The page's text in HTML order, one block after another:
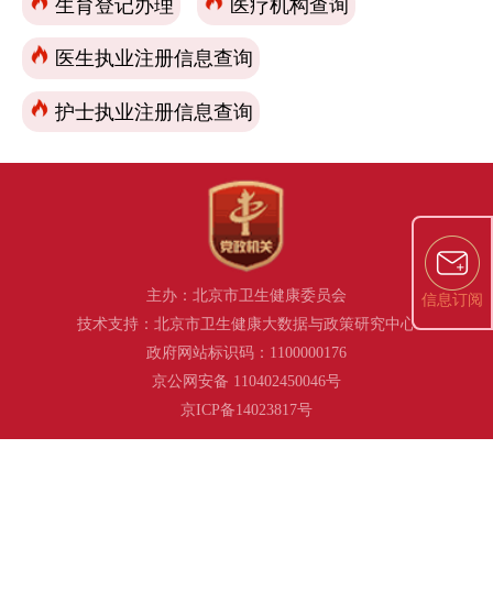
信息订阅
生育登记办理 医疗机构查询
医生执业注册信息查询
护士执业注册信息查询
主办：北京市卫生健康委员会
技术支持：北京市卫生健康大数据与政策研究中心
政府网站标识码：1100000176
京公网安备 110402450046号
京ICP备14023817号